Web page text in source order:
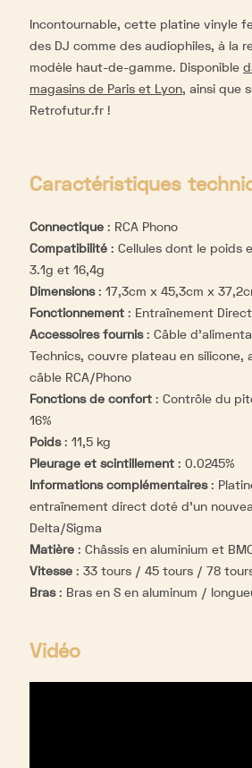
Incontournable, cette platine vinyle
des DJ comme des audiophiles, à la
modèle haut-de-gamme. Disponible
magasins de Paris et Lyon, ainsi que
Retrofutur.fr !
Caractéristiques
Connectique : RCA Phono
Compatibilité : Cellules dont le poids
3.1g et 16,4g
Dimensions: 17,3cm x 45,3cm x
Fonctionnement : Entraînement
Accessoires fournis: Câble
Technics, couvre plateau en
câble RCA/Phono
Fonctions de confort : Contrôle du
16%
Poids: 11,5 kg
Pleurage et scintillement : 0.0245%
Informations complémentaires:
entraînement direct doté d'un
Delta/Sigma
Matière : Châssis en aluminium et
Vitesse : 33 tours / 45 tours / 78
Bras: Bras en S en aluminum /
Vidéo